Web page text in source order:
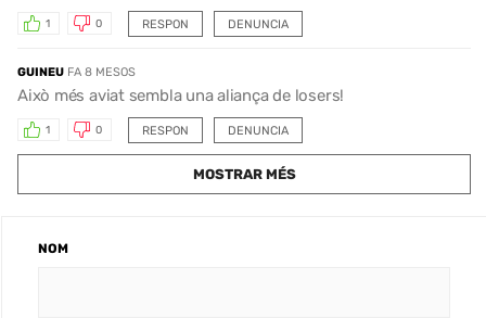
RESPON
1 0 DENUNCIA
GUINEU FA 8 MESOS
Això més aviat sembla una aliança de losers!
RESPON
1 0 DENUNCIA
MOSTRAR MÉS
NOM